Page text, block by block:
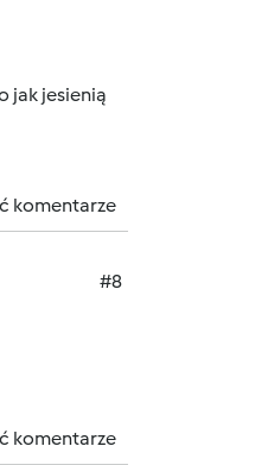
jak jesienią
komentarze
#8
komentarze